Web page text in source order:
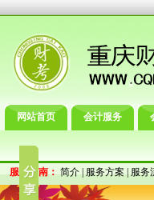
网站首页 会计服务
服务指南： 简介|服务方案|服务